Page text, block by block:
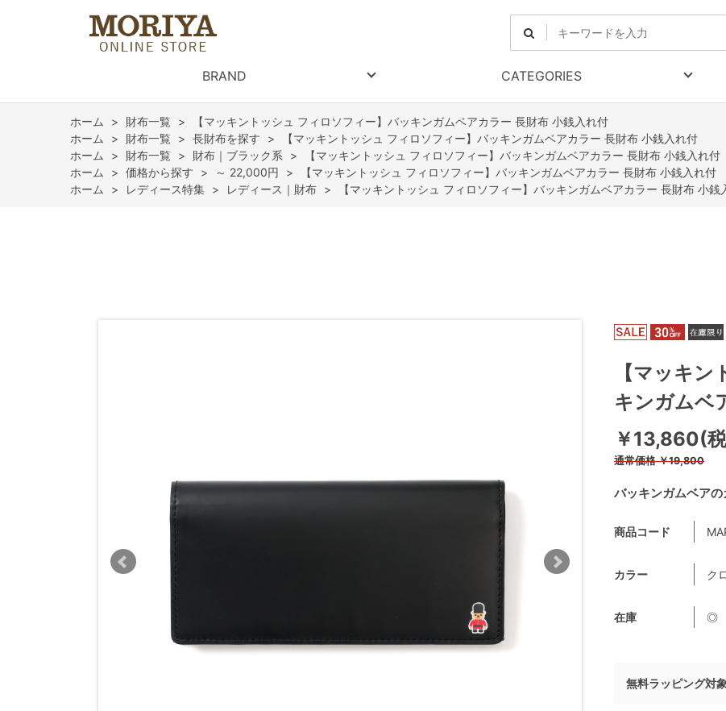
BRAND CATEGORIES
ホーム > 財布一覧 >
【マッキントッシュ フィロソフィー】バッキンガムベアカラー 長財布 小銭入れ付
ホーム
> 財布一覧 > 長財布を探す >
【マッキントッシュ フィロソフィー】バッキンガムベアカラー 長財布 小銭入れ付
ホーム
> 財布一覧 > 財布｜ブラック系 >
【マッキントッシュ フィロソフィー】バッキンガムベアカラー 長財布 小銭入れ付
ホーム
> 価格から探す > ～ 22,000円 >
【マッキントッシュ フィロソフィー】バッキンガムベアカラー 長財布 小銭入れ付
ホーム
> レディース特集 > レディース｜財布 > 【マッキントッシュ フィロソフィー】バッキンガムベアカラー 長財布 小銭
バッキンガムベア
【マッキ
キンガムベ
￥13,860(
通常価格￥19,800
商品コード
カラー ク
在庫 ◎
無料ラッピング対